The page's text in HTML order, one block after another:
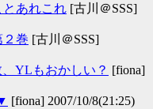
とあれこれ [古川＠SSS]
２巻 [古川＠SSS]
、YLもおかしい？ [fiona]
[fiona] 2007/10/8(21:25)